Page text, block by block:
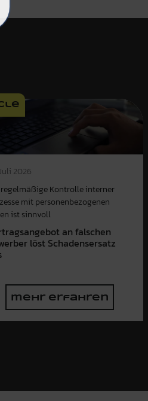
2026
regelmäßige Kontrolle interner
mit personenbezogenen
ist sinnvoll
an falschen
löst Schadensersatz
mehr erfahren